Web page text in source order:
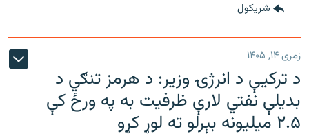
شريکول
زمری ۱۴, ۱۴۰۵
د ترکیې د انرژۍ وزیر: د هرمز تنګي د
بدیلې نفتي لارې ظرفیت به په ورځ کې
۲.۵ میلیونه بېرلو ته لوړ کړو